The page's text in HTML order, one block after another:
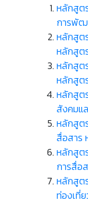
หลักสูต
การพัฒ
หลักสูต
หลักสูต
หลักสูต
หลักสูต
หลักสูต
สังคมแ
หลักสูต
สื่อสาร
หลักสูต
การสื่อ
หลักสูต
ท่องเที่